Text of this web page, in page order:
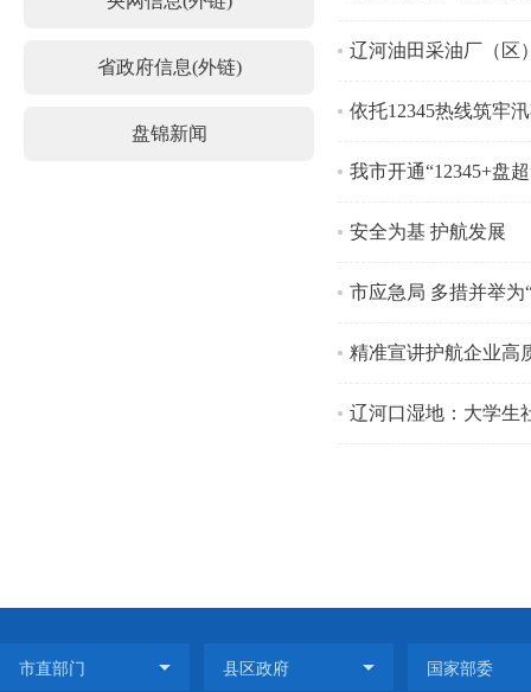
省政府信息(外链)
盘锦新闻
辽河油田采油厂（区
依托12345热线筑牢
我市开通“12345+盘
安全为基 护航发展
市应急局 多措并举为
精准宣讲护航企业高
辽河口湿地：大学生